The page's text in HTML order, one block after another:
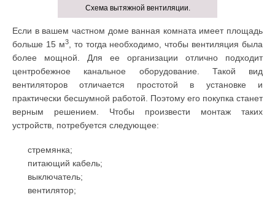
Схема вытяжной вентиляции.
Если в вашем частном доме ванная комната имеет площадь
больше 15 м3, то тогда необходимо, чтобы вентиляция была
более мощной. Для ее организации отлично подходит
центробежное канальное оборудование. Такой вид
вентиляторов отличается простотой в установке и
практически бесшумной работой. Поэтому его покупка станет
верным решением. Чтобы произвести монтаж таких
устройств, потребуется следующее:
стремянка;
питающий кабель;
выключатель;
вентилятор;